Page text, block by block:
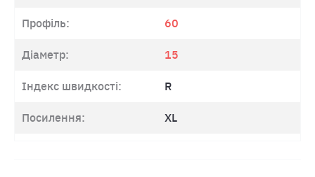
Профіль: 60
Діаметр: 15
Індекс швидкості: R
Посилення: XL